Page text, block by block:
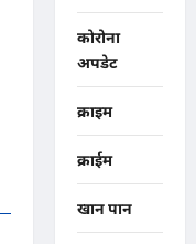
कोरोना
अपडेट
क्राइम
क्राईम
खान पान